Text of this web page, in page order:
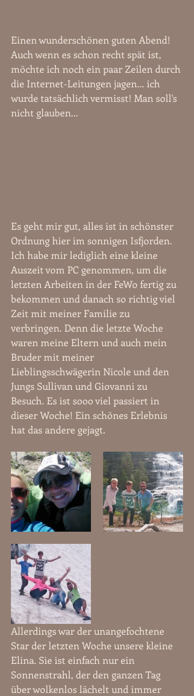
Einen wunderschönen guten Abend!
Auch wenn es schon recht spät ist,
möchte ich noch ein paar Zeilen durch
die Internet-Leitungen jagen... ich
wurde tatsächlich vermisst! Man soll's
nicht glauben...
Es geht mir gut, alles ist in schönster
Ordnung hier im sonnigen Isfjorden.
Ich habe mir lediglich eine kleine
Auszeit vom PC genommen, um die
letzten Arbeiten in der FeWo fertig zu
bekommen und danach so richtig viel
Zeit mit meiner Familie zu
verbringen. Denn die letzte Woche
waren meine Eltern und auch mein
Bruder mit meiner
Lieblingsschwägerin Nicole und den
Jungs Sullivan und Giovanni zu
Besuch. Es ist sooo viel passiert in
dieser Woche! Ein schönes Erlebnis
hat das andere gejagt.
Allerdings war der unangefochtene
Star der letzten Woche unsere kleine
Elina. Sie ist einfach nur ein
Sonnenstrahl, der den ganzen Tag
über wolkenlos lächelt und immer